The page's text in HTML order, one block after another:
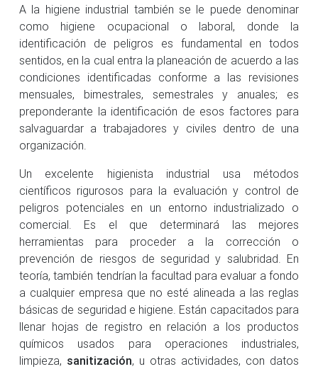
A la higiene industrial también se le puede denominar
como higiene ocupacional o laboral, donde la
identificación de peligros es fundamental en todos
sentidos, en la cual entra la planeación de acuerdo a las
condiciones identificadas conforme a las revisiones
mensuales, bimestrales, semestrales y anuales; es
preponderante la identificación de esos factores para
salvaguardar a trabajadores y civiles dentro de una
organización.
Un excelente higienista industrial usa métodos
científicos rigurosos para la evaluación y control de
peligros potenciales en un entorno industrializado o
comercial. Es el que determinará las mejores
herramientas para proceder a la corrección o
prevención de riesgos de seguridad y salubridad. En
teoría, también tendrían la facultad para evaluar a fondo
a cualquier empresa que no esté alineada a las reglas
básicas de seguridad e higiene. Están capacitados para
llenar hojas de registro en relación a los productos
químicos usados para operaciones industriales,
limpieza, sanitización, u otras actividades, con datos